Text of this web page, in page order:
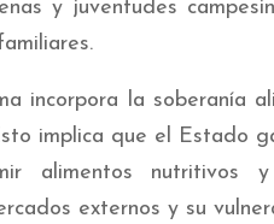
y juventudes
incorpora la soberanía
implica que el Estado
alimentos nutritivos
externos y su